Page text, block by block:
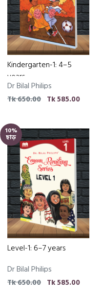
Kindergarten-1: 4–5
years
Dr Bilal Philips
Tk 650.00 Tk 585.00
10%
ছাড়
Level-1: 6–7 years
Dr Bilal Philips
Tk 650.00 Tk 585.00